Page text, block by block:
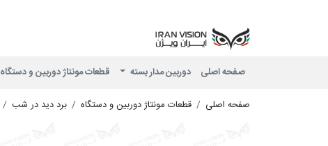
صفحه اصلی دوربین مدار بسته قطعات مونتاژ دوربین و دستگاه
صفحه اصلی قطعات مونتاژ دوربین و دستگاه برد دید در شب